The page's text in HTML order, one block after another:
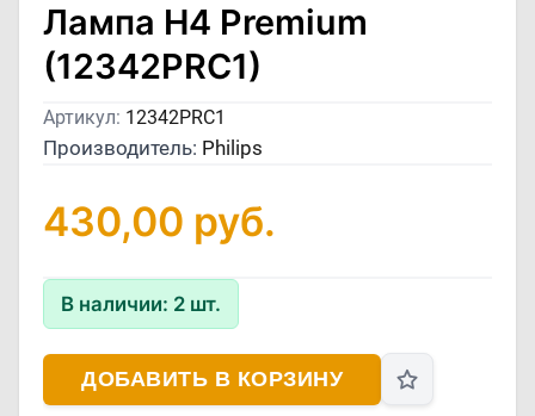
Лампа H4 Premium
(12342PRC1)
Артикул: 12342PRC1
Производитель: Philips
430,00 руб.
В наличии: 2 шт.
ДОБАВИТЬ В КОРЗИНУ